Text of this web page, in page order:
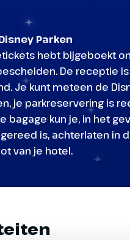
Parken
hebt bijgeboekt
De receptie is
Je kunt meteen de
je parkreservering is
bagage kun je, in het
is, achterlaten in
van je hotel.